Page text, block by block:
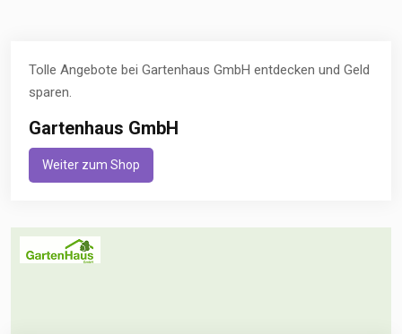
Tolle Angebote bei Gartenhaus GmbH entdecken und Geld
sparen.
Gartenhaus GmbH
Weiter zum Shop